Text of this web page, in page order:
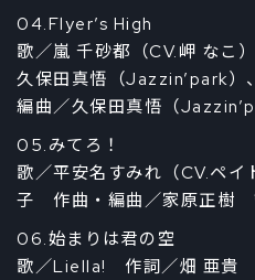
04.Flyer’s High
歌／嵐 千砂都（CV.岬 な
久保田真悟（Jazzin’park）
編曲／久保田真悟（
05.みてろ！
歌／平安名すみれ（CV.ペ
子 作曲・編曲／家原正樹
06.始まりは君の空
歌／Liella! 作詞／畑 亜貴